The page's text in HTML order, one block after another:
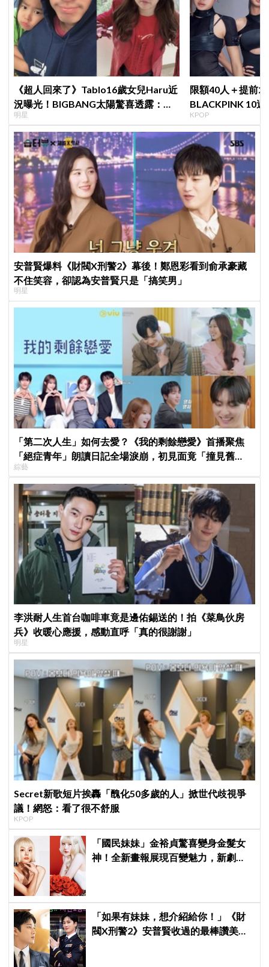
《超人回來了》Tablo16歲女兒Haru近
況曝光！BIGBANG太陽驚喜透露：她
長高超多，嚇我一跳
明星
限額40人＋提前2
BLACKPINK 10
衍」，YG急證實
KPOP
安普賢爆料《財閥X刑警2》幕後！鄭恩彩看到俞承豪藏
不住笑容，卻認為安普賢只是「搞笑男」
明星
「第二次人生」如何去愛？《我的剩餘戀愛》首播聚焦
「絕症青年」朗讀日記全場淚崩，初見面竟「撞見舊
識」！
綜藝
李洪耐人生首台咖啡車竟是邊佑錫送的！拍《菜鳥伙房
兵》收暖心應援，感動直呼「真的很謝謝」
明星
Secret新歌短片挨轟「醜化50多歲的人」掀世代歧視爭
議！網怒：看了很不舒服
KPOP
「國民妹妹」金裕貞驚喜變身金髮女
神！全新畫報展現百變魅力，新劇
「如果有妹妹，想介紹給你！」《財
閥X刑警2》安普賢收過的最棒讚美，